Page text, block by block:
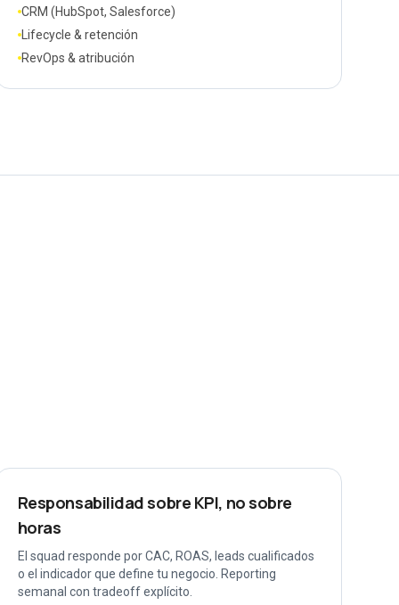
CRM (HubSpot, Salesforce)
Lifecycle & retención
RevOps & atribución
Responsabilidad sobre KPI, no sobre
horas
El squad responde por CAC, ROAS, leads cualificados
o el indicador que define tu negocio. Reporting
semanal con tradeoff explícito.